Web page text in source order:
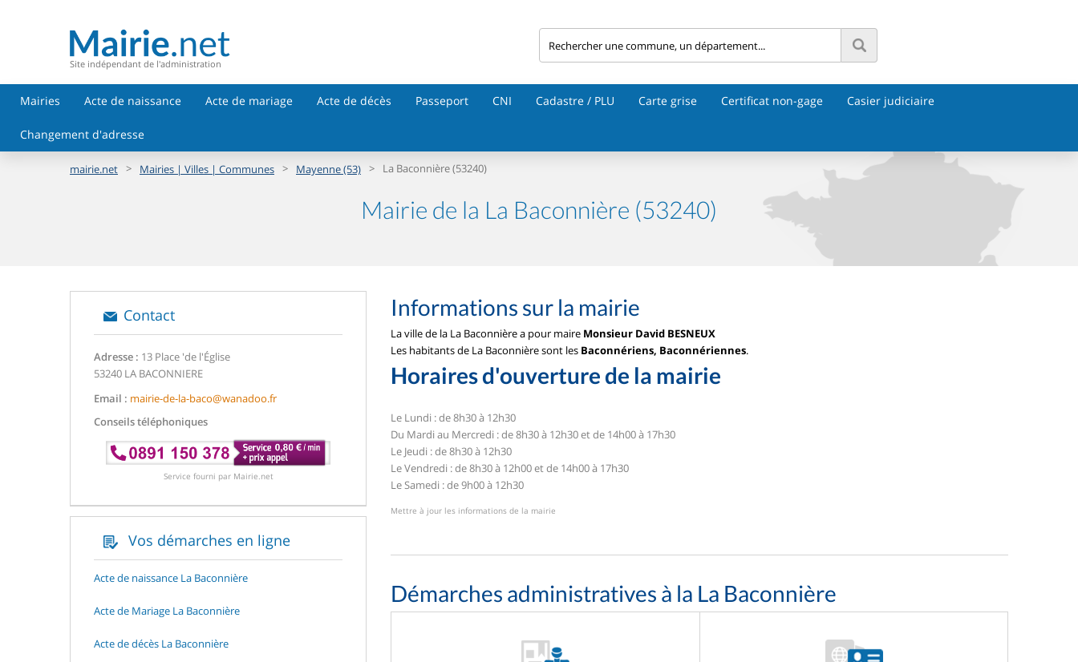
Site indépendant de l'administration
Mairies Acte de naissance Acte de mariage Acte de décès Passeport CNI Cadastre / PLU Carte grise Certificat non-gage Casier judiciaire
Changement d'adresse
mairie.net > Mairies | Villes | Communes > Mayenne (53) > La Baconnière (53240)
Mairie de la La Baconnière (53240)
Contact
Adresse : 13 Place 'de l'Église
53240 LA BACONNIERE
Email : mairie-de-la-baco@wanadoo.fr
Conseils téléphoniques
Service fourni par Mairie.net
Vos démarches en ligne
Acte de naissance La Baconnière
Acte de Mariage La Baconnière
Acte de décès La Baconnière
Informations sur la mairie
La ville de la La Baconnière a pour maire Monsieur David BESNEUX
Les habitants de La Baconnière sont les Baconnériens, Baconnériennes.
Horaires d'ouverture de la mairie
Le Lundi : de 8h30 à 12h30
Du Mardi au Mercredi : de 8h30 à 12h30 et de 14h00 à 17h30
Le Jeudi : de 8h30 à 12h30
Le Vendredi : de 8h30 à 12h00 et de 14h00 à 17h30
Le Samedi : de 9h00 à 12h30
Mettre à jour les informations de la mairie
Démarches administratives à la La Baconnière